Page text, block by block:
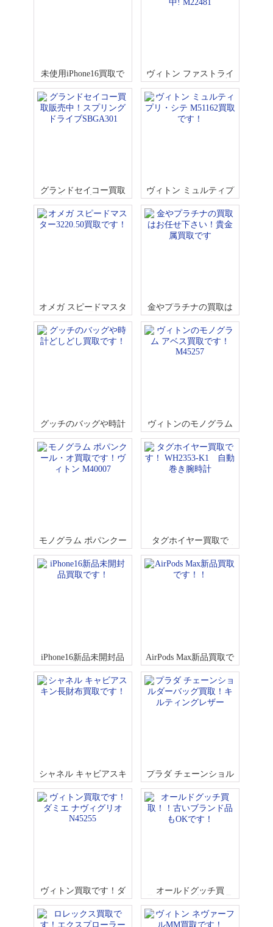
未使用iPhone16買取で
す！！
ヴィトン ファストライ
ン・トート買取販売中!
M22481
グランドセイコー買取
販売中！スプリングド
ライブSBGA301
ヴィトン ミュルティプ
リ・シテ M51162買取で
す！
オメガ スピードマスタ
ー3220.50買取です！
金やプラチナの買取は
お任せ下さい！貴金属
買取です
グッチのバッグや時計
どしどし買取です！
ヴィトンのモノグラム
アベス買取です！ M452
57
モノグラム ポパンクー
ル・オ買取です！ヴィ
トン M40007
タグホイヤー買取で
す！ WH2353-K1 自動
巻き腕時計
iPhone16新品未開封品
買取です！
AirPods Max新品買取で
す！！
シャネル キャビアスキ
ン長財布買取です！
プラダ チェーンショル
ダーバッグ買取！キル
ティングレザー
ヴィトン買取です！ダ
ミエ ナヴィグリオ N45
255
オールドグッチ買
取！！古いブランド品
もOKです！